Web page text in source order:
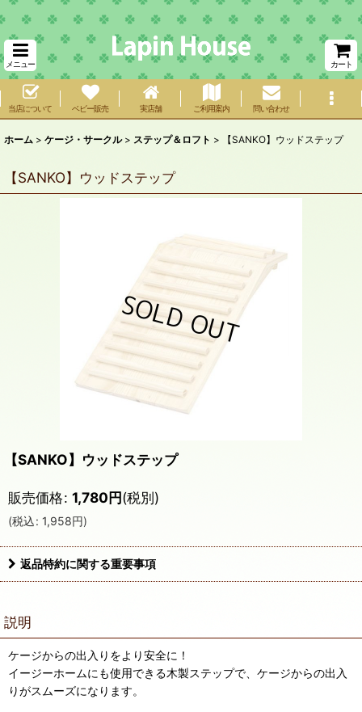
メニュー カート
当店について ベビー販売 実店舗 ご利用案内 問い合わせ
ホーム > ケージ・サークル > ステップ＆ロフト > 【SANKO】ウッドステップ
【SANKO】ウッドステップ
【SANKO】ウッドステップ
販売価格: 1,780円(税別)
(税込: 1,958円)
返品特約に関する重要事項
説明
ケージからの出入りをより安全に！
イージーホームにも使用できる木製ステップで、ケージからの出入
りがスムーズになります。